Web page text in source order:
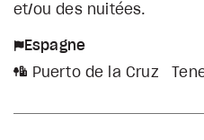
et/ou des nuitées.
Espagne
Puerto de la Cruz